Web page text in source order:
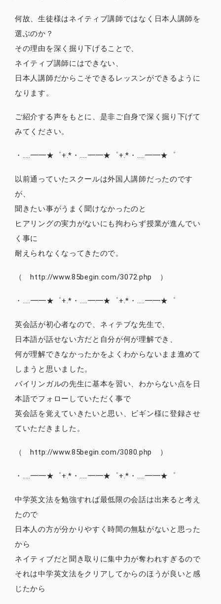
何故、生徒様はネイティブ講師ではなく日本人講師を
選ぶのか？
その理由を深く掘り下げることで、
ネイティブ講師にはできない、
日本人講師だからこそできるレッスンができるように
なります。
ご紹介する声をもとに、是非ご自身で深く掘り下げて
みてください。
・‥…━━★゜+.*・‥…━━★゜+.*・‥…━━★゜
以前通っていたスクールは外国人講師だったのです
が、
聞きたい事がうまく聞けなかったのと
ヒアリングの実力がないにも拘わらず授業が進んでい
く事に
耐えられなくなってきたので。
（ http://www.85begin.com/3072.php ）
・‥…━━★゜+.*・‥…━━★゜+.*・‥…━━★゜
英会話が初心者なので、ネィテブな先生で、
日本語が話せない方だと自分が何が理解でき、
何が理解できなかったかをよくわからないまま進めて
しまうと思いました。
バイリンガルの先生に基本を習い、わからない点を日
本語でフォローしていただく事で
英会話を覚えていきたいと思い、ビギン様に登録させ
ていただきました。
（ http://www.85begin.com/3080.php ）
・‥…━━★゜+.*・‥…━━★゜+.*・‥…━━★゜
中学英文法を勉強すれば最低限の会話は出来ると考え
たので
日本人の方が分かりやすく時間の無駄がないと思った
から
ネイティブだと聞き取りに集中力が奪われすぎるので
それは中学英文法をクリアしてからのほうが良いと感
じたから